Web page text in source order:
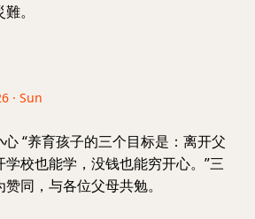
。
· Sun
心 “养育孩子的三个目标是：离开父
校也能学，没钱也能穷开心。”三
同，与各位父母共勉。